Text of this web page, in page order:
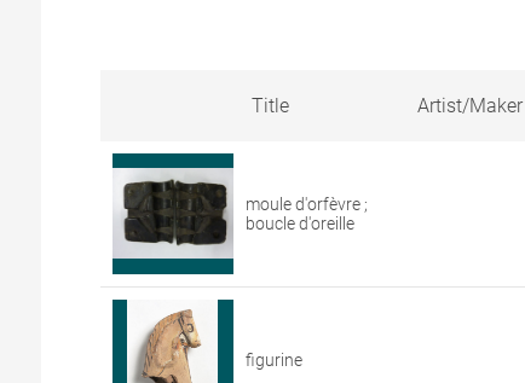
Search
results
for
artworks
Louvre
collections
Title Artist/Maker
moule d'orfèvre ;
boucle d'oreille
figurine